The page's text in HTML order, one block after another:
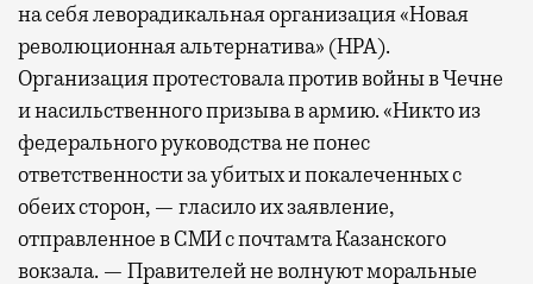
на себя леворадикальная организация «Новая
революционная альтернатива» (НРА).
Организация протестовала против войны в Чечне
и насильственного призыва в армию. «Никто из
федерального руководства не понес
ответственности за убитых и покалеченных с
обеих сторон, — гласило их заявление,
отправленное в СМИ с почтамта Казанского
вокзала. — Правителей не волнуют моральные